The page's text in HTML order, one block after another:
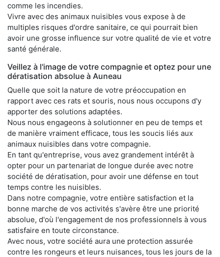
comme les incendies.
Vivre avec des animaux nuisibles vous expose à de
multiples risques d'ordre sanitaire, ce qui pourrait bien
avoir une grosse influence sur votre qualité de vie et votre
santé générale.
Veillez à l'image de votre compagnie et optez pour une
dératisation absolue à Auneau
Quelle que soit la nature de votre préoccupation en
rapport avec ces rats et souris, nous nous occupons d'y
apporter des solutions adaptées.
Nous nous engageons à solutionner en peu de temps et
de manière vraiment efficace, tous les soucis liés aux
animaux nuisibles dans votre compagnie.
En tant qu'entreprise, vous avez grandement intérêt à
opter pour un partenariat de longue durée avec notre
société de dératisation, pour avoir une défense en tout
temps contre les nuisibles.
Dans notre compagnie, votre entière satisfaction et la
bonne marche de vos activités s'avère être une priorité
absolue, d'où l'engagement de nos professionnels à vous
satisfaire en toute circonstance.
Avec nous, votre société aura une protection assurée
contre les rongeurs et leurs nuisances, tous les jours de la